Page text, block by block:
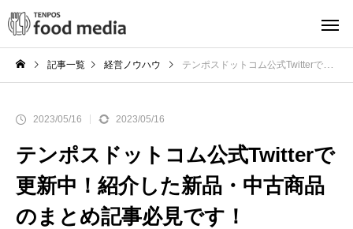
記事一覧 経営ノウハウ テンポスドットコム公式Twitterで更新中！紹介した新品・中古商品のまとめ記事必見です！
2023/05/16 2023/05/16
テンポスドットコム公式Twitterで
更新中！紹介した新品・中古商品
のまとめ記事必見です！